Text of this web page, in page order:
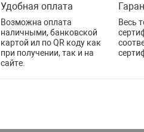
Удобная оплата
Возможна оплата
наличными, банковской
картой ил по QR коду как
при получении, так и на
сайте.
Весь